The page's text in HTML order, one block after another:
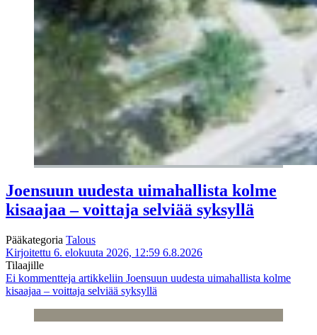
Joensuun uudesta uimahallista kolme
kisaajaa – voittaja selviää syksyllä
Pääkategoria Talous
Kirjoitettu 6. elokuuta 2026, 12:59 6.8.2026
Tilaajille
Ei kommentteja artikkeliin Joensuun uudesta uimahallista kolme
kisaajaa – voittaja selviää syksyllä